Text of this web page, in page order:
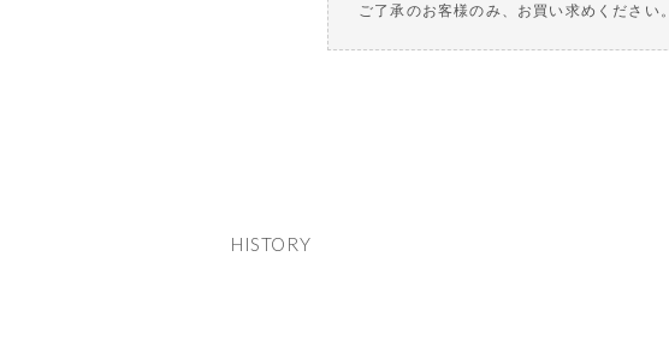
ご了承のお客様のみ、お買い求めください。
HISTORY